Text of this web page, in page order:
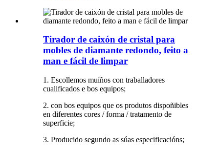
Tirador de caixón de cristal para
mobles de diamante redondo, feito a
man e fácil de limpar
1. Escollemos muíños con traballadores
cualificados e bos equipos;
2. con bos equipos que os produtos dispoñibles
en diferentes cores / forma / tratamento de
superficie;
3. Producido segundo as súas especificacións;